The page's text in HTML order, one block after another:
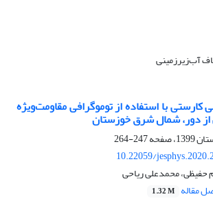
آب‌زیرزمینی
کارستی با استفاده از توموگرافی مقاومت‌ویژه
دور، شمال شرق خوزستان
247-264
10.22059/
حفیظی، محمدعلی ریاحی
مقاله 1.32 M